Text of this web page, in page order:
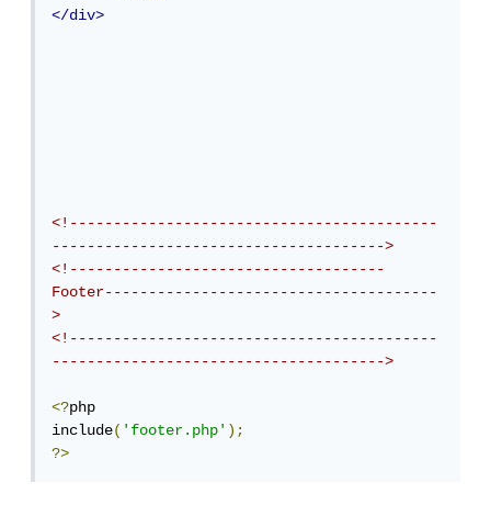
</div>
<!------------------------------------------
-------------------------------------->
<!------------------------------------
Footer--------------------------------------
>
<!------------------------------------------
-------------------------------------->
<?php
include('footer.php');
?>